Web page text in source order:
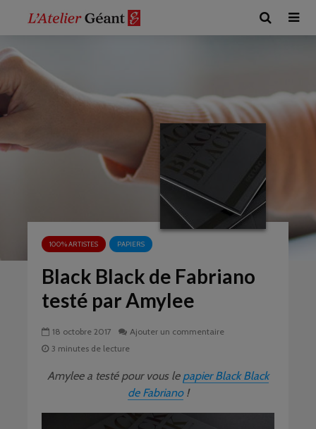
100% ARTISTES PAPIERS
Black Black de Fabriano
testé par Amylee
18 octobre 2017
Ajouter un commentaire
3 minutes de lecture
Amylee a testé pour vous le papier Black Black
de Fabriano!